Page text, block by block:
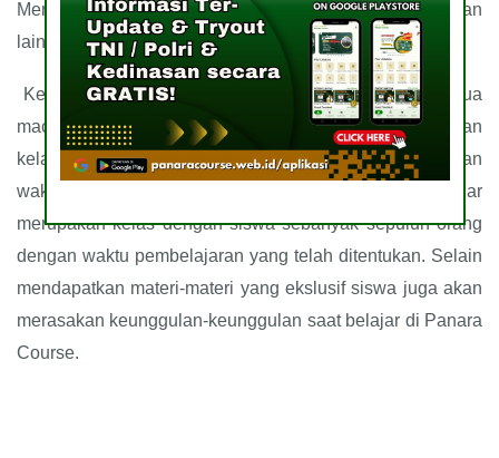
Mental meliputi materi mental qolbu, nasionalisme dan
lainnya.
Kelas yang disediakan oleh Panara Course terdapat dua
macam, yaitu privat dan regular. Kelas privat merupakan
kelas yang diisi oleh satu siswa dan satu tentor dengan
waktu yang dapat diatur Bersama. Dan kelas regular
merupakan kelas dengan siswa sebanyak sepuluh orang
dengan waktu pembelajaran yang telah ditentukan. Selain
mendapatkan materi-materi yang ekslusif siswa juga akan
merasakan keunggulan-keunggulan saat belajar di Panara
Course.